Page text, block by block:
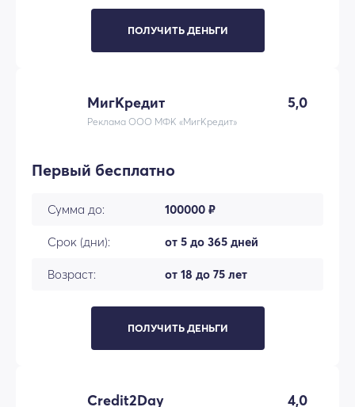
ПОЛУЧИТЬ ДЕНЬГИ
МигКредит 5,0
Реклама ООО МФК «МигКредит»
Первый бесплатно
Сумма до: 100000 ₽
Срок (дни): от 5 до 365 дней
Возраст: от 18 до 75 лет
ПОЛУЧИТЬ ДЕНЬГИ
Credit2Day 4,0